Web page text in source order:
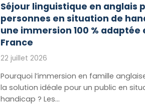
Séjour linguistique en anglais
personnes en situation de
une immersion 100 % adaptée
France
22 juillet 2026
Pourquoi l’immersion en famille
la solution idéale pour un public en
handicap ? Les...